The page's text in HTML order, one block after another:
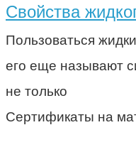
Свойства
Пользоваться
его еще называют
не только
Сертификаты на